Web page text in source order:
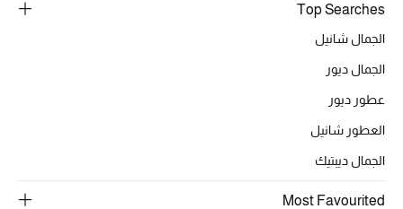
أبرز المصممين
تسوقوا الحقائب
Top Searches
الجمال شانيل
الجمال ديور
عطور ديور
العطور شانيل
الجمال ديبتيك
Most Favourited